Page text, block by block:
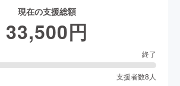
現在の支援総額
33,500円
終了
支援者数8 人